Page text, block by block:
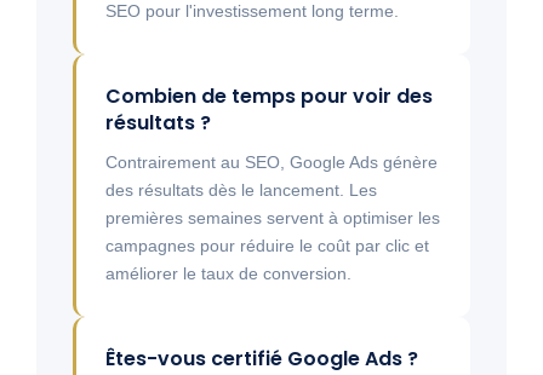
SEO pour l'investissement long terme.
Combien de temps pour voir des
résultats ?
Contrairement au SEO, Google Ads génère
des résultats dès le lancement. Les
premières semaines servent à optimiser les
campagnes pour réduire le coût par clic et
améliorer le taux de conversion.
Êtes-vous certifié Google Ads ?